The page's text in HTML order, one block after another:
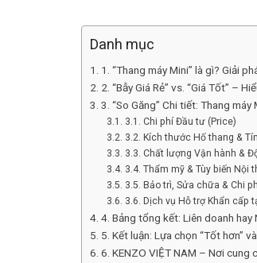
Danh mục
1. “Thang máy Mini” là gì? Giải
2. “Bẫy Giá Rẻ” vs. “Giá Tốt” –
3. “So Găng” Chi tiết: Thang máy
3.1. Chi phí Đầu tư (Price)
3.2. Kích thước Hố thang &
3.3. Chất lượng Vận hành &
3.4. Thẩm mỹ & Tùy biến Nội
3.5. Bảo trì, Sửa chữa & Chi
3.6. Dịch vụ Hỗ trợ Khẩn cấp
4. Bảng tổng kết: Liên doanh hay
5. Kết luận: Lựa chọn “Tốt hơn”
6. KENZO VIỆT NAM – Nơi cung